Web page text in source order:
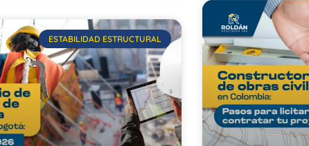
ESTABILIDAD ESTRUCTURAL